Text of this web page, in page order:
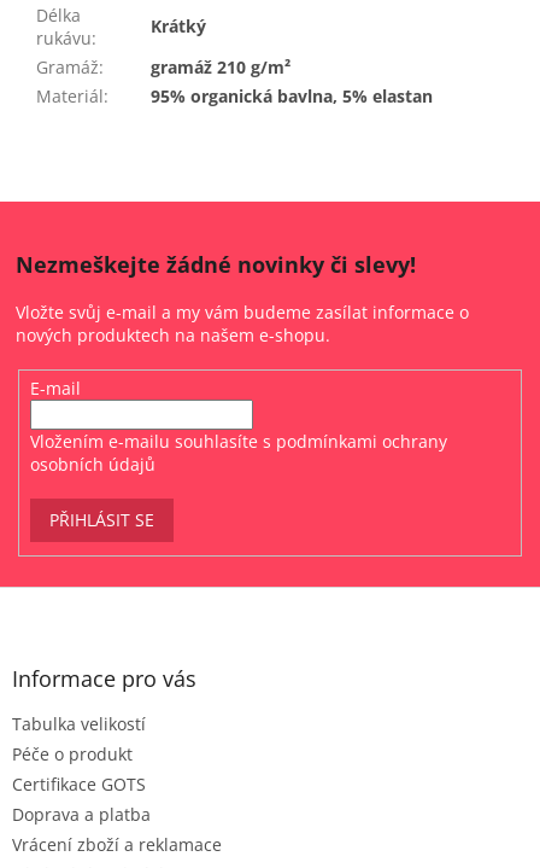
Délka
rukávu:
Krátký
Gramáž:
gramáž 210 g/m²
Materiál: 95% organická bavlna, 5% elastan
Nezmeškejte žádné novinky či slevy!
Vložte svůj e-mail a my vám budeme zasílat informace o
nových produktech na našem e-shopu.
E-mail
Vložením e-mailu souhlasíte s podmínkami ochrany
osobních údajů
PŘIHLÁSIT SE
Z
Informace pro vás
Tabulka velikostí
Péče o produkt
Certifikace GOTS
Doprava a platba
Vrácení zboží a reklamace